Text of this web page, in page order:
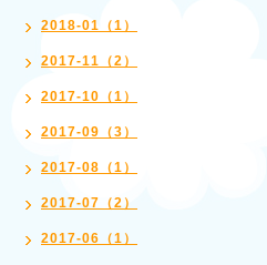
2018-01（1）
2017-11（2）
2017-10（1）
2017-09（3）
2017-08（1）
2017-07（2）
2017-06（1）